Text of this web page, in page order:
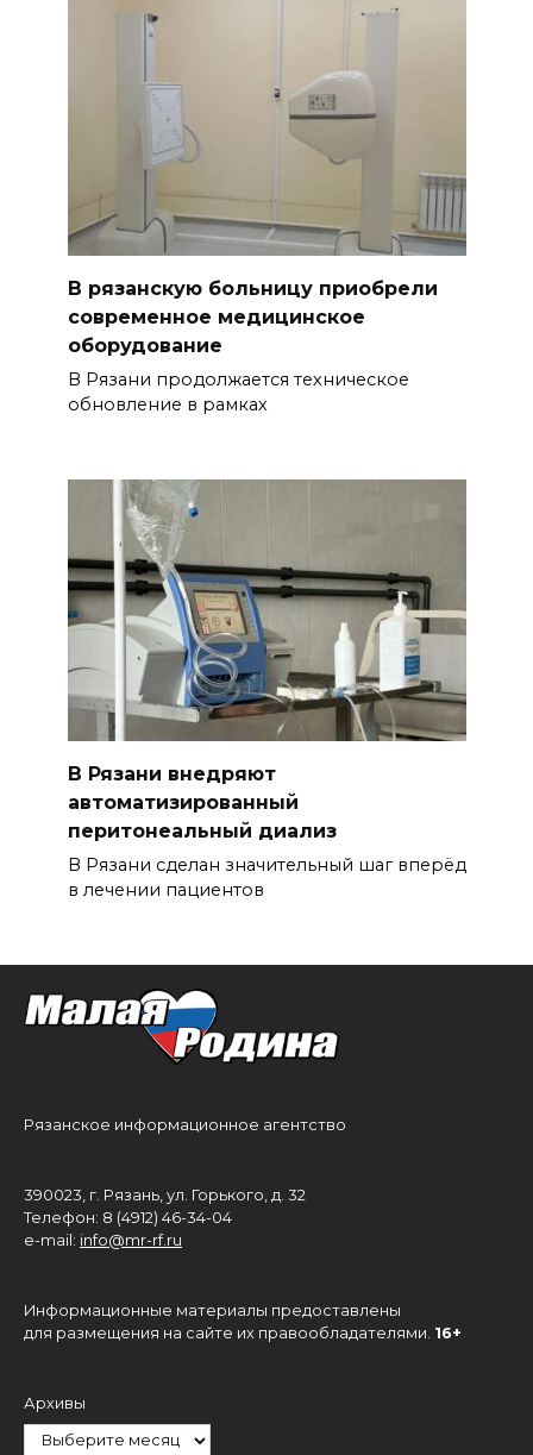
В рязанскую больницу приобрели
современное медицинское
оборудование
В Рязани продолжается техническое
обновление в рамках
В Рязани внедряют
автоматизированный
перитонеальный диализ
В Рязани сделан значительный шаг вперёд
в лечении пациентов
Рязанское информационное агентство
390023, г. Рязань, ул. Горького, д. 32
Телефон: 8 (4912) 46-34-04
e-mail: info@mr-rf.ru
Информационные материалы предоставлены
для размещения на сайте их правообладателями. 16+
Архивы